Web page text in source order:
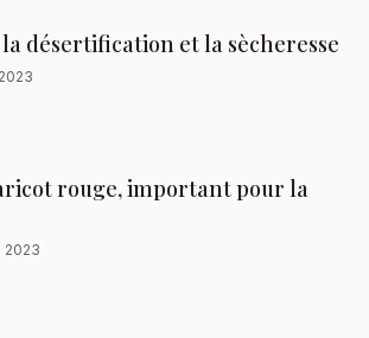
désertification et la sècheresse
rouge, important pour la
2023